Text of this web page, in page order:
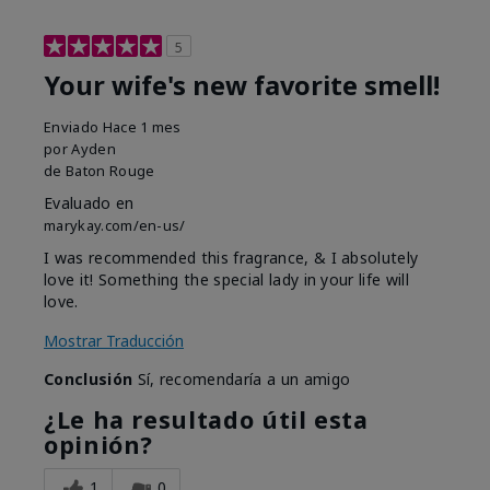
5
Your wife's new favorite smell!
Enviado Hace 1 mes
porAyden
de Baton Rouge
Evaluado en
marykay.com/en-us/
I was recommended this fragrance, & I absolutely
love it! Something the special lady in your life will
love.
Mostrar Traducción
Conclusión Sí, recomendaría a un amigo
¿Le ha resultado útil esta
opinión?